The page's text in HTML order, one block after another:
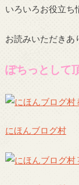
いろいろお役立ち
お読みいただきあ
ぽちっとして
にほんブログ村